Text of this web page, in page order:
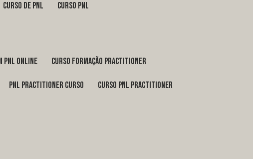
curso de pnl curso pnl
pnl online curso formação practitioner
pnl practitioner curso curso pnl practitioner